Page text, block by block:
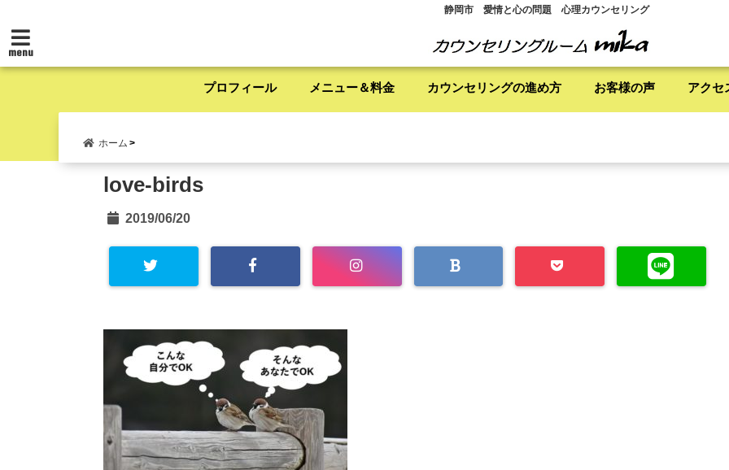
静岡市 愛情と心の問題 心理カウンセリング
menu
プロフィール メニュー＆料金 カウンセリングの進め方 お客様の声 アクセ
ホーム
love-birds
2019/06/20